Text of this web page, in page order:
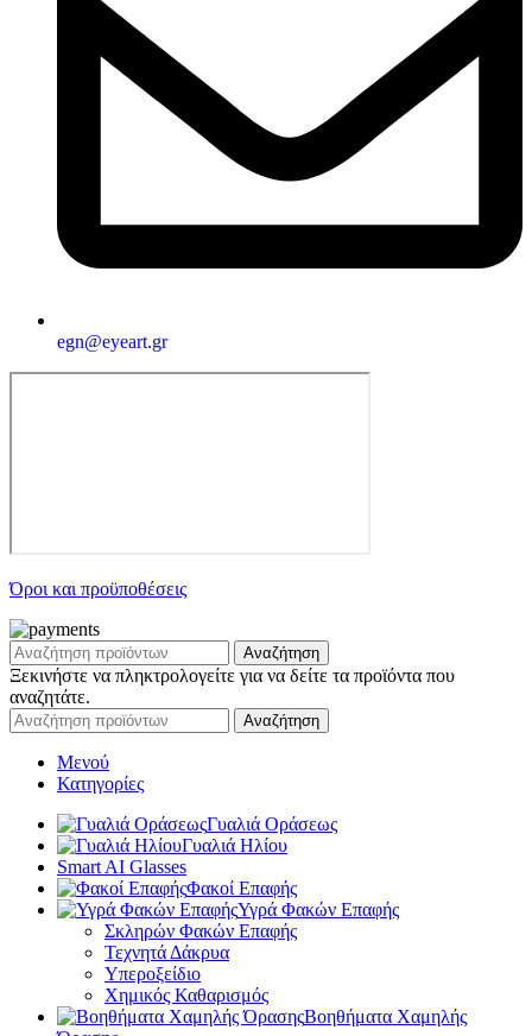
egn@eyeart.gr
Όροι και προϋποθέσεις
Αναζήτηση
Ξεκινήστε να πληκτρολογείτε για να δείτε τα προϊόντα που
αναζητάτε.
Αναζήτηση
Μενού
Κατηγορίες
Γυαλιά Οράσεως
Γυαλιά Ηλίου
Smart AI Glasses
Φακοί Επαφής
Υγρά Φακών Επαφής
Σκληρών Φακών Επαφής
Τεχνητά Δάκρυα
Υπεροξείδιο
Χημικός Καθαρισμός
Βοηθήματα Χαμηλής